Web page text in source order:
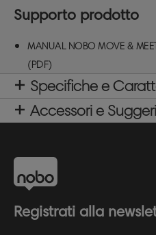
Supporto prodotto
MANUAL NOBO MOVE &
(PDF)
Specifiche e
Accessori e
Registrati alla